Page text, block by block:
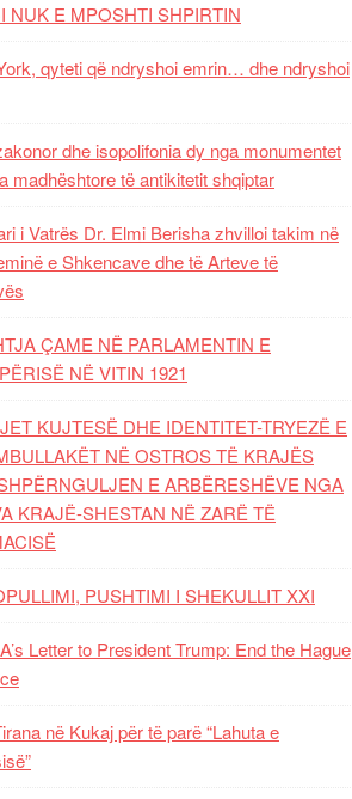
NUK E MPOSHTI SHPIRTIN
qyteti që ndryshoi emrin… dhe ndryshoi
dhe isopolifonia dy nga monumentet
madhështore të antikitetit shqiptar
i Vatrës Dr. Elmi Berisha zhvilloi takim në
e Shkencave dhe të Arteve të
ÇAME NË PARLAMENTIN E
NË VITIN 1921
KUJTESË DHE IDENTITET-TRYEZË E
NË OSTROS TË KRAJËS
E ARBËRESHËVE NGA
KRAJË-SHESTAN NË ZARË TË
PUSHTIMI I SHEKULLIT XXI
Letter to President Trump: End the Hague
në Kukaj për të parë “Lahuta e